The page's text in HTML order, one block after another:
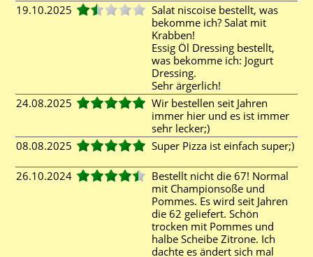
19.10.2025
Salat niscoise bestellt, was
bekomme ich? Salat mit
Krabben!
Essig Öl Dressing bestellt,
was bekomme ich: Jogurt
Dressing.
Sehr ärgerlich!
24.08.2025
Wir bestellen seit Jahren
immer hier und es ist immer
sehr lecker;)
08.08.2025
Super Pizza ist einfach super;)
26.10.2024
Bestellt nicht die 67! Normal
mit Championsoße und
Pommes. Es wird seit Jahren
die 62 geliefert. Schön
trocken mit Pommes und
halbe Scheibe Zitrone. Ich
dachte es ändert sich mal